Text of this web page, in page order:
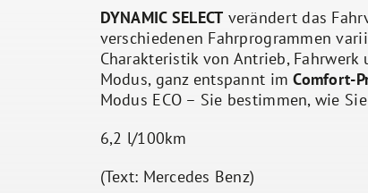
DYNAMIC SELECT verändert das
verschiedenen Fahrprogrammen
Charakteristik von Antrieb,
Modus, ganz entspannt imComfort-
Modus ECO – Sie bestimmen, wie
6,2 l/100km
(Text: Mercedes Benz)